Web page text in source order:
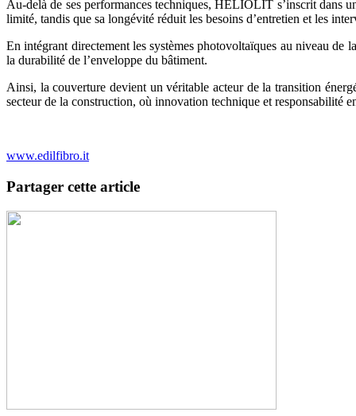
Au-delà de ses performances techniques, HELIOLIT s’inscrit dans
limité, tandis que sa longévité réduit les besoins d’entretien et les
En intégrant directement les systèmes photovoltaïques au niveau
la durabilité de l’enveloppe du bâtiment.
Ainsi, la couverture devient un véritable acteur de la transition
secteur de la construction, où innovation technique et responsabilité
www.edilfibro.it
Partager cette article